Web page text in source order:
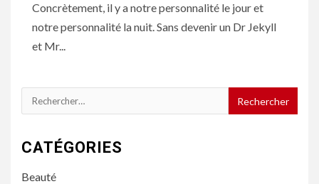
Concrètement, il y a notre personnalité le jour et
notre personnalité la nuit. Sans devenir un Dr Jekyll
et Mr...
Rechercher :
CATÉGORIES
Beauté